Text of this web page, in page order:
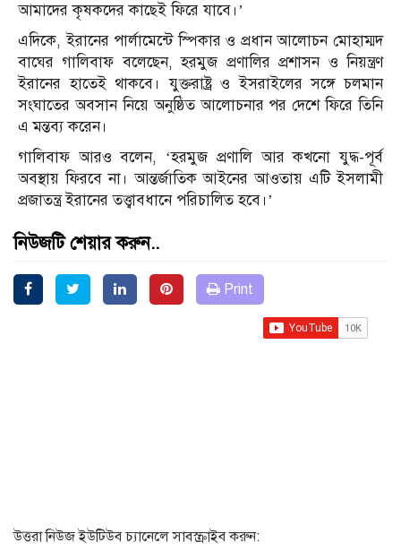
আমাদের কৃষকদের কাছেই ফিরে যাবে।’
এদিকে, ইরানের পার্লামেন্টে স্পিকার ও প্রধান আলোচন মোহাম্মদ
বাঘের গালিবাফ বলেছেন, হরমুজ প্রণালির প্রশাসন ও নিয়ন্ত্রণ
ইরানের হাতেই থাকবে। যুক্তরাষ্ট্র ও ইসরাইলের সঙ্গে চলমান
সংঘাতের অবসান নিয়ে অনুষ্ঠিত আলোচনার পর দেশে ফিরে তিনি
এ মন্তব্য করেন।
গালিবাফ আরও বলেন, ‘হরমুজ প্রণালি আর কখনো যুদ্ধ-পূর্ব
অবস্থায় ফিরবে না। আন্তর্জাতিক আইনের আওতায় এটি ইসলামী
প্রজাতন্ত্র ইরানের তত্ত্বাবধানে পরিচালিত হবে।’
নিউজটি শেয়ার করুন..
Print
উত্তরা নিউজ ইউটিউব চ্যানেলে সাবস্ক্রাইব করুন: